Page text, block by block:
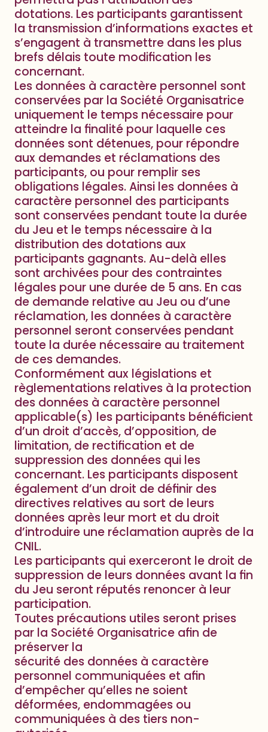
dotations. Les participants garantissent
la transmission d’informations exactes et
s’engagent à transmettre dans les plus
brefs délais toute modification les
concernant.
Les données à caractère personnel sont
conservées par la Société Organisatrice
uniquement le temps nécessaire pour
atteindre la finalité pour laquelle ces
données sont détenues, pour répondre
aux demandes et réclamations des
participants, ou pour remplir ses
obligations légales. Ainsi les données à
caractère personnel des participants
sont conservées pendant toute la durée
du Jeu et le temps nécessaire à la
distribution des dotations aux
participants gagnants. Au-delà elles
sont archivées pour des contraintes
légales pour une durée de 5 ans. En cas
de demande relative au Jeu ou d’une
réclamation, les données à caractère
personnel seront conservées pendant
toute la durée nécessaire au traitement
de ces demandes.
Conformément aux législations et
règlementations relatives à la protection
des données à caractère personnel
applicable(s) les participants bénéficient
d’un droit d’accès, d’opposition, de
limitation, de rectification et de
suppression des données qui les
concernant. Les participants disposent
également d’un droit de définir des
directives relatives au sort de leurs
données après leur mort et du droit
d’introduire une réclamation auprès de la
CNIL.
Les participants qui exerceront le droit de
suppression de leurs données avant la fin
du Jeu seront réputés renoncer à leur
participation.
Toutes précautions utiles seront prises
par la Société Organisatrice afin de
préserver la
sécurité des données à caractère
personnel communiquées et afin
d’empêcher qu’elles ne soient
déformées, endommagées ou
communiquées à des tiers non-